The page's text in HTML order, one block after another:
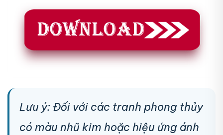
Lưu ý: Đối với các tranh phong thủy
có màu nhũ kim hoặc hiệu ứng ánh